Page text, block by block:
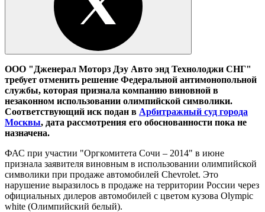
ООО "Дженерал Моторз Дэу Авто энд Технолоджи СНГ"
требует отменить решение Федеральной антимонопольной
службы, которая признала компанию виновной в
незаконном использовании олимпийской символики.
Соответствующий иск подан в Арбитражный суд города
Москвы, дата рассмотрения его обоснованности пока не
назначена.
ФАС при участии "Оргкомитета Сочи – 2014" в июне
признала заявителя виновным в использовании олимпийской
символики при продаже автомобилей Chevrolet. Это
нарушение выразилось в продаже на территории России через
официальных дилеров автомобилей с цветом кузова Olympic
white (Олимпийский белый).